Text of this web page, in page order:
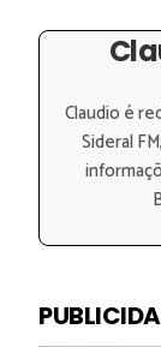
Claudio é
Sideral